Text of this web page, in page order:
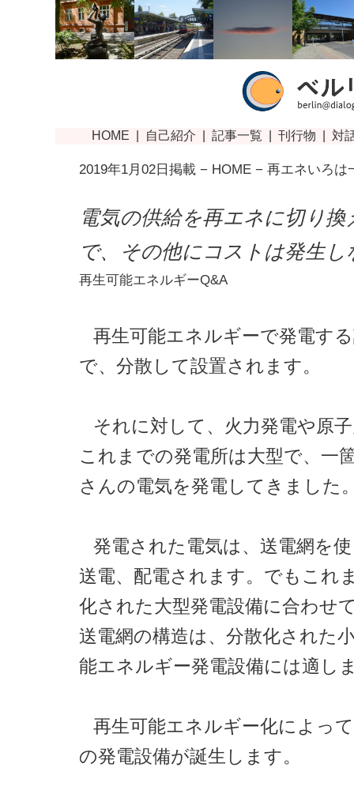
2019年1月02日掲載 − HOME − 再エネいろは
電気の供給を再エネに切り換
で、その他にコストは発生し
再生可能エネルギーQ&A
再生可能エネルギーで発電す
で、分散して設置されます。
それに対して、火力発電や原
これまでの発電所は大型で、一
さんの電気を発電してきました
発電された電気は、送電網を
送電、配電されます。でもこれ
化された大型発電設備に合わせ
送電網の構造は、分散化された
能エネルギー発電設備には適し
再生可能エネルギー化によっ
の発電設備が誕生します。